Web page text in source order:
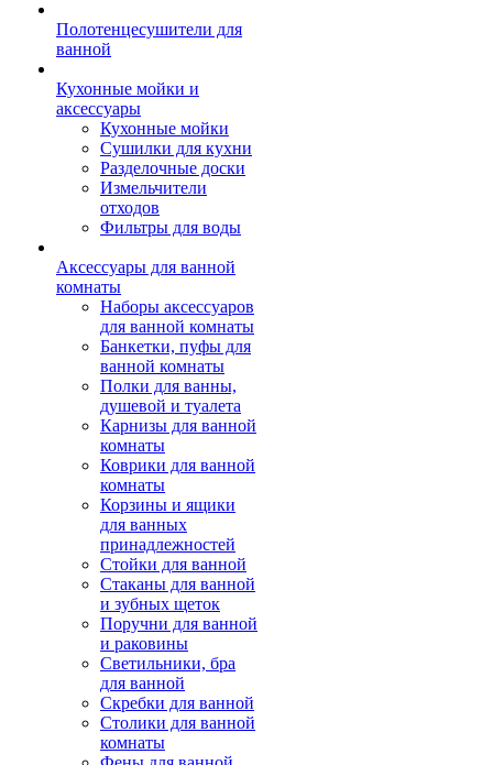
Полотенцесушители для
ванной
Кухонные мойки и
аксессуары
Кухонные мойки
Сушилки для кухни
Разделочные доски
Измельчители
отходов
Фильтры для воды
Аксессуары для ванной
комнаты
Наборы аксессуаров
для ванной комнаты
Банкетки, пуфы для
ванной комнаты
Полки для ванны,
душевой и туалета
Карнизы для ванной
комнаты
Коврики для ванной
комнаты
Корзины и ящики
для ванных
принадлежностей
Стойки для ванной
Стаканы для ванной
и зубных щеток
Поручни для ванной
и раковины
Светильники, бра
для ванной
Скребки для ванной
Столики для ванной
комнаты